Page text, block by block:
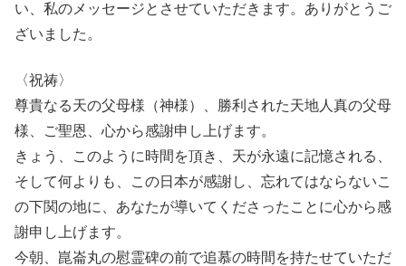
い、私のメッセージとさせていただきます。ありがとうご
ざいました。
〈祝祷〉
尊貴なる天の父母様（神様）、勝利された天地人真の父母
様、ご聖恩、心から感謝申し上げます。
きょう、このように時間を頂き、天が永遠に記憶される、
そして何よりも、この日本が感謝し、忘れてはならないこ
の下関の地に、あなたが導いてくださったことに心から感
謝申し上げます。
今朝、崑崙丸の慰霊碑の前で追慕の時間を持たせていただ